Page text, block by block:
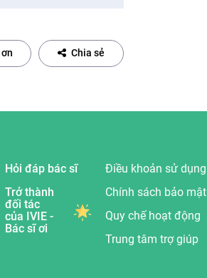
Chia sẻ
Hỏi đáp bác sĩ
Trở thành
đối tác
của IVIE -
Bác sĩ ơi
Điều khoản sử dụng
Chính sách bảo mật
Quy chế hoạt động
Trung tâm trợ giúp